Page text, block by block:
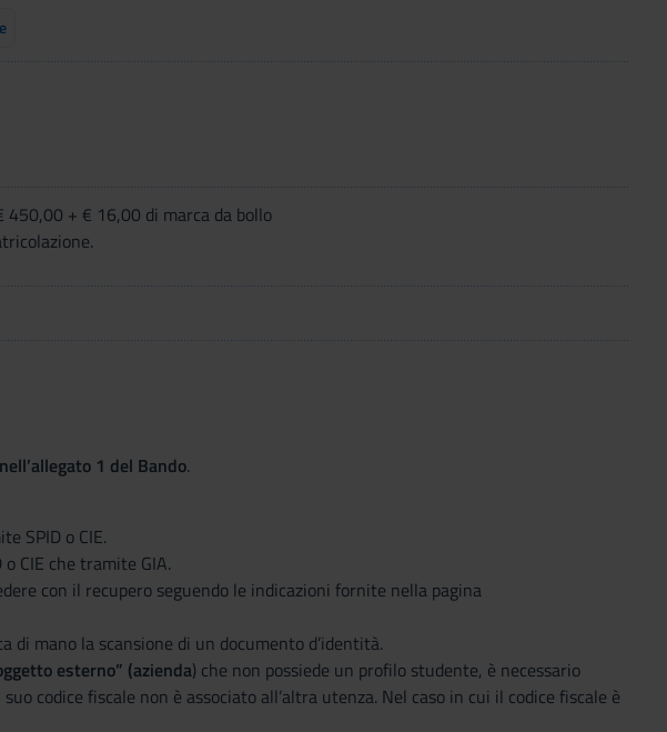
450,00 + € 16,00 di marca da bollo
nell’allegato 1 del Bando.
SPID o CIE.
CIE che tramite GIA.
con il recupero seguendo le indicazioni fornite nella pagina
di mano la scansione di un documento d’identità.
esterno” (azienda) che non possiede un profilo studente, è necessario
codice fiscale non è associato all’altra utenza. Nel caso in cui il codice fiscale è